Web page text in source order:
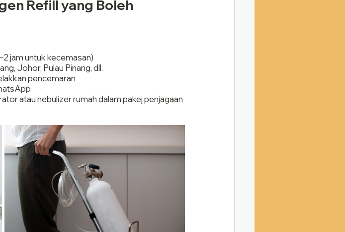
Refill yang Boleh
jam untuk kecemasan)
Johor, Pulau Pinang, dll.
pencemaran
atau nebulizer rumah dalam pakej penjagaan